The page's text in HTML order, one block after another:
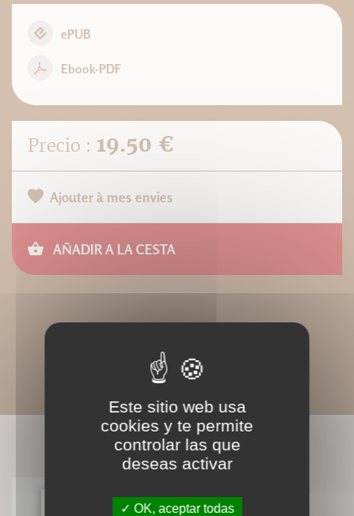
ePUB
Ebook-PDF
Precio : 19.50 €
Ajouter à mes envies
AÑADIR A LA CESTA
LIVRES ASSOCIÉS
Este sitio web usa
cookies y te permite
controlar las que
deseas activar
OK, aceptar todas